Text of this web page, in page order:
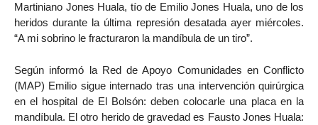
Martiniano Jones Huala, tío de Emilio Jones Huala, uno de los
heridos durante la última represión desatada ayer miércoles.
“A mi sobrino le fracturaron la mandíbula de un tiro”.
Según informó la Red de Apoyo Comunidades en Conflicto
(MAP) Emilio sigue internado tras una intervención quirúrgica
en el hospital de El Bolsón: deben colocarle una placa en la
mandíbula. El otro herido de gravedad es Fausto Jones Huala: